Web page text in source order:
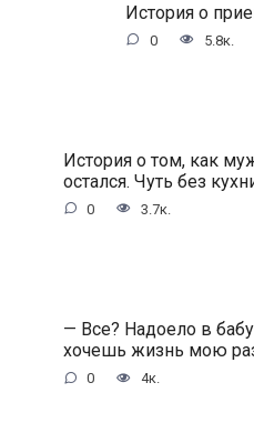
История о
0 5.8к.
История о том, как
остался. Чуть без
0 3.7к.
— Все? Надоело в
хочешь жизнь мою
0 4к.